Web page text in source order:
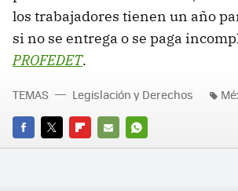
los trabajadores tienen un año
si no se entrega o se paga
PROFEDET.
FACEBOOK
TWITTERFLIPBOARD
E-
WHATSAPP
TEMAS Legislación y Derechos